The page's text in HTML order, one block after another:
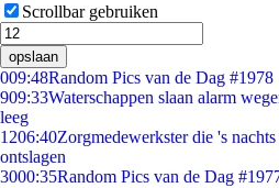
Scrollbar gebruiken
opslaan
009:48Random Pics van de Dag #1978
909:33Waterschappen slaan alarm
leeg
1206:40Zorgmedewerkster die 's
ontslagen
3000:35Random Pics van de Dag